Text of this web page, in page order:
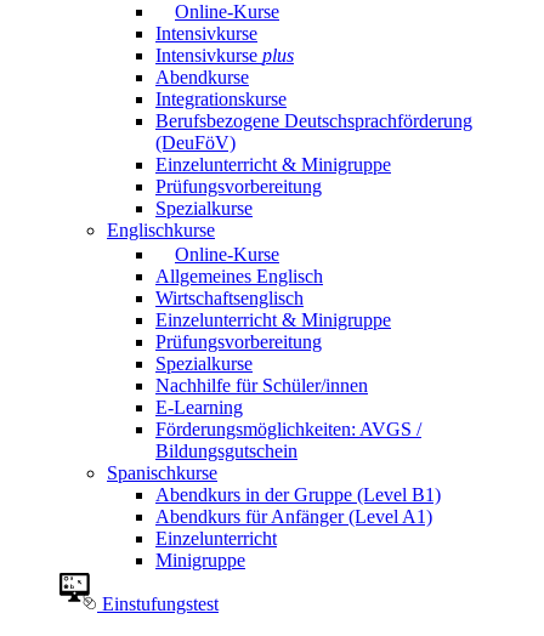
Online-Kurse
Intensivkurse
Intensivkurse plus
Abendkurse
Integrationskurse
Berufsbezogene Deutschsprachförderung
(DeuFöV)
Einzelunterricht & Minigruppe
Prüfungsvorbereitung
Spezialkurse
Englischkurse
Online-Kurse
Allgemeines Englisch
Wirtschaftsenglisch
Einzelunterricht & Minigruppe
Prüfungsvorbereitung
Spezialkurse
Nachhilfe für Schüler/innen
E-Learning
Förderungsmöglichkeiten: AVGS /
Bildungsgutschein
Spanischkurse
Abendkurs in der Gruppe (Level B1)
Abendkurs für Anfänger (Level A1)
Einzelunterricht
Minigruppe
Einstufungstest